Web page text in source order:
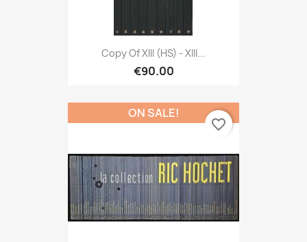
Copy Of XIII (HS) - XIII...
€90.00
ON SALE!
favorite_border